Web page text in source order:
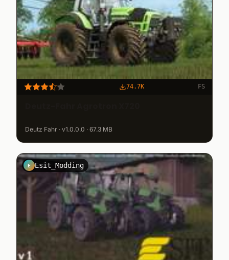
74.7K FS
Deutz Fahr · v1.0.0.0 · 67.3 MB
E Esit_Modding